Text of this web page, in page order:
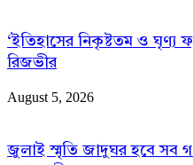
‘ইতিহাসের নিকৃষ্টতম ও ঘৃণ্য
রিজভীর
August 5, 2026
জুলাই স্মৃতি জাদুঘর হবে সব